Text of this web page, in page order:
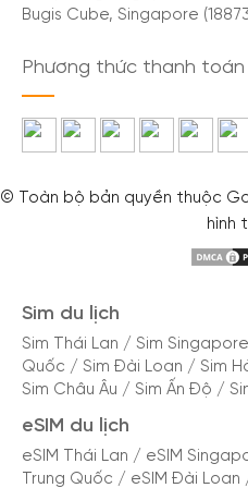
Tiết kiệm chi phí so với
Tiện lợi, dễ sử dụng với
thanh toán trực tuyến.
Nhà mạng cung cấp
vụ eSIM du lịch tại
phủ sóng rộng khắp,
lúc, mọi nơi.
A1 Digital là nhà mạng
cung cấp dịch vụ eSIM
nhiều ưu điểm vượt trội.
lịch A1 Digital:
Bugis Cube, Singapore
Phương thức thanh toán
© Toàn bộ bản quyền thuộc
hình
Sim du lịch
Sim Thái Lan / Sim Singapore
Quốc / Sim Đài Loan / Sim
Sim Châu Âu / Sim Ấn Độ /
eSIM du lịch
eSIM Thái Lan / eSIM
Trung Quốc / eSIM Đài Loan